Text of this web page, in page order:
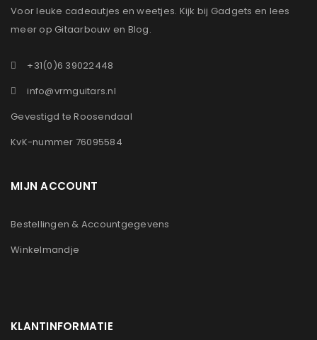
Voor leuke cadeautjes en weetjes. Kijk bij Gadgets en lees
meer op Gitaarbouw en Blog.
+31(0)6 39022448
info@vrmguitars.nl
Gevestigd te Roosendaal
KvK-nummer 76095584
MIJN ACCOUNT
Bestellingen & Accountgegevens
Winkelmandje
KLANTINFORMATIE